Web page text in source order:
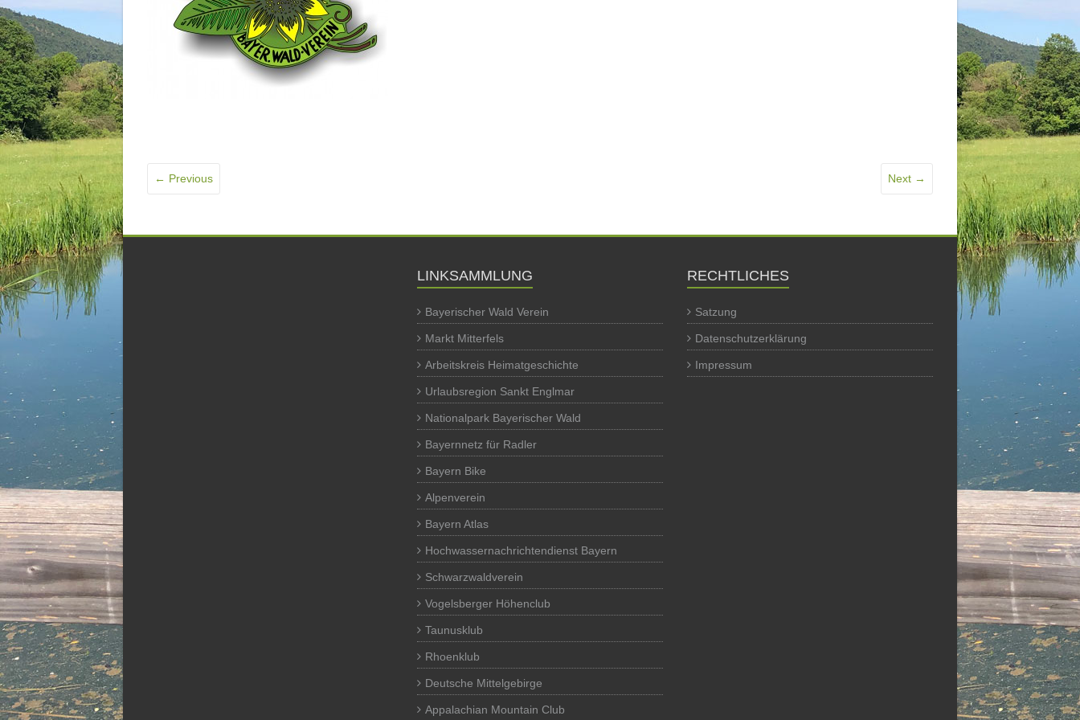
← Previous Next →
LINKSAMMLUNG
Bayerischer Wald Verein
Markt Mitterfels
Arbeitskreis Heimatgeschichte
Urlaubsregion Sankt Englmar
Nationalpark Bayerischer Wald
Bayernnetz für Radler
Bayern Bike
Alpenverein
Bayern Atlas
Hochwassernachrichtendienst Bayern
Schwarzwaldverein
Vogelsberger Höhenclub
Taunusklub
Rhoenklub
Deutsche Mittelgebirge
Appalachian Mountain Club
RECHTLICHES
Satzung
Datenschutzerklärung
Impressum